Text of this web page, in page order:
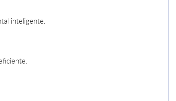
inteligente.